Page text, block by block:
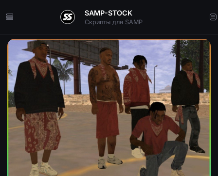
SAMP-STOCK
Скрипты для SAMP